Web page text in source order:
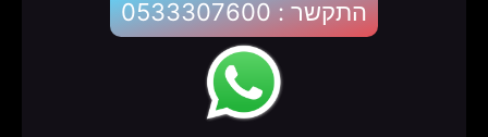
התקשר : 0533307600